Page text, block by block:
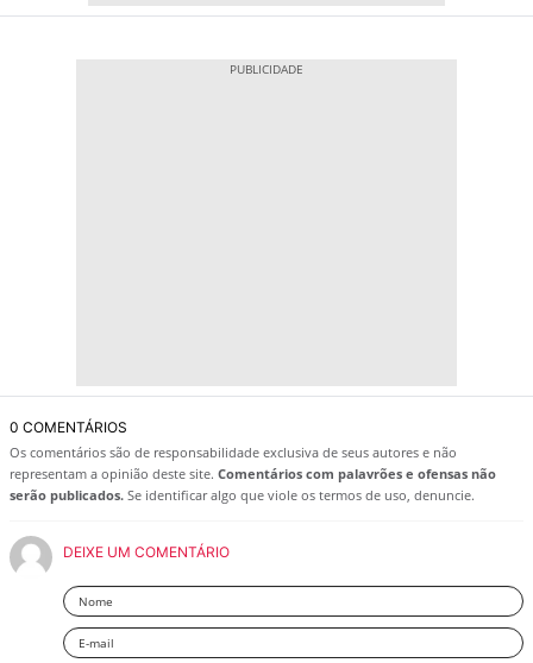
0 COMENTÁRIOS
Os comentários são de responsabilidade exclusiva de seus autores e não
representam a opinião deste site. Comentários com palavrões e ofensas não
serão publicados. Se identificar algo que viole os termos de uso, denuncie.
DEIXE UM COMENTÁRIO
Nome
Email